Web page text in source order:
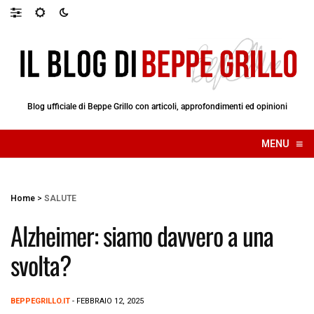
Blog ufficiale di Beppe Grillo con articoli, approfondimenti ed opinioni
MENU ≡
☰
Home > SALUTE
Alzheimer: siamo davvero a una
svolta?
BEPPEGRILLO.IT - FEBBRAIO 12, 2025